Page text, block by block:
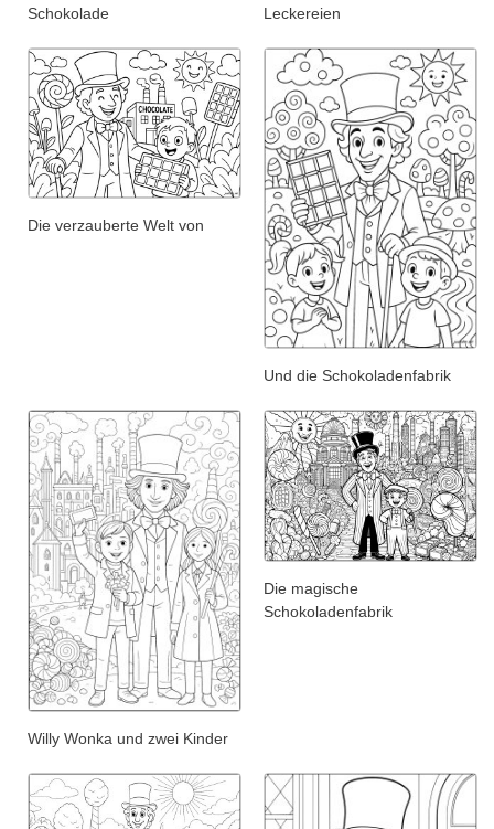
Schokolade
Leckereien
Die verzauberte Welt von
Und die Schokoladenfabrik
Willy Wonka und zwei Kinder
Die magische
Schokoladenfabrik